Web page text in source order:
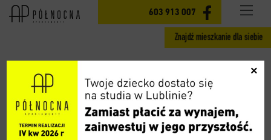
603 913 007
Znajdź mieszkanie dla siebie
INWESTYCJA
GOTOWE MIESZKANIA ETAP I
CENY
×